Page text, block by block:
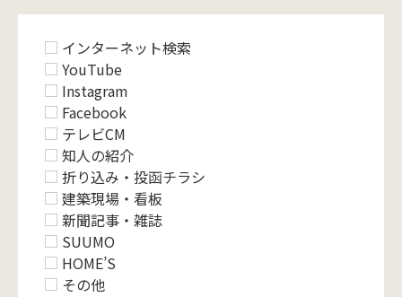
インターネット検索
YouTube
Instagram
Facebook
テレビCM
知人の紹介
折り込み・投函チラシ
建築現場・看板
新聞記事・雑誌
SUUMO
HOME’S
その他